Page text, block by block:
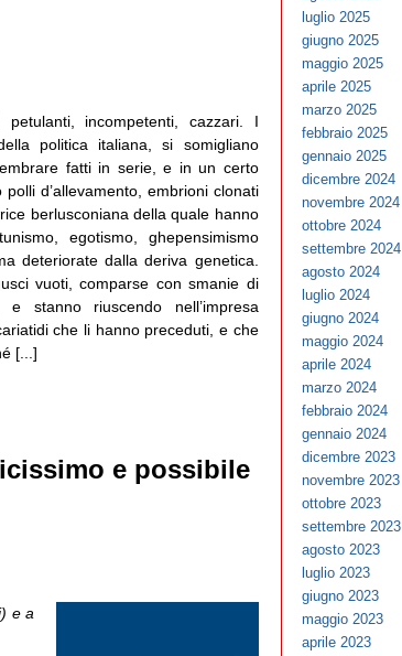
petulanti, incompetenti, cazzari. I
politica italiana, si somigliano
fatti in serie, e in un certo
d’allevamento, embrioni clonati
berlusconiana della quale hanno
egotismo, ghepensimismo
deteriorate dalla deriva genetica.
vuoti, comparse con smanie di
stanno riuscendo nell’impresa
che li hanno preceduti, e che
[...]
e possibile
e a
luglio 2025
giugno 2025
maggio 2025
aprile 2025
marzo 2025
febbraio 2025
gennaio 2025
dicembre 2024
novembre 2024
ottobre 2024
settembre 2024
agosto 2024
luglio 2024
giugno 2024
maggio 2024
aprile 2024
marzo 2024
febbraio 2024
gennaio 2024
dicembre 2023
novembre 2023
ottobre 2023
settembre 2023
agosto 2023
luglio 2023
giugno 2023
maggio 2023
aprile 2023